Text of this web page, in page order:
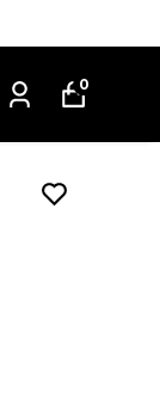
0